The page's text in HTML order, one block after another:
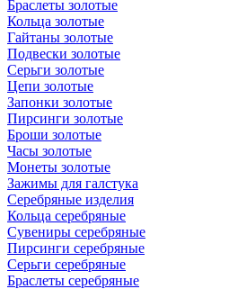
Браслеты золотые
Кольца золотые
Гайтаны золотые
Подвески золотые
Серьги золотые
Цепи золотые
Запонки золотые
Пирсинги золотые
Броши золотые
Часы золотые
Монеты золотые
Зажимы для галстука
Серебряные изделия
Кольца серебряные
Сувениры серебряные
Пирсинги серебряные
Серьги серебряные
Браслеты серебряные